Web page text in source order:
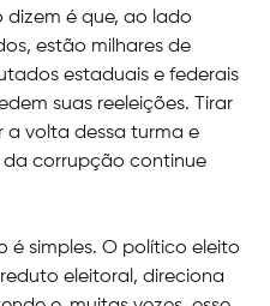
dizem é que, ao lado
estão milhares de
estaduais e federais
suas reeleições. Tirar
a volta dessa turma e
corrupção continue
simples. O político eleito
eleitoral, direciona